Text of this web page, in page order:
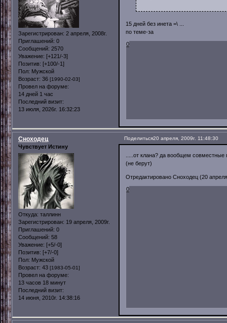
Зарегистрирован: 2 апреля, 2008г.
Приглашений: 0
Сообщений: 2570
Уважение: [+121/-3]
Позитив: [+100/-1]
Пол: Мужской
Возраст: 36 [1990-02-03]
Провел на форуме:
14 дней 1 час
Последний визит:
13 июля, 2026г. 16:32:23
15 дней без инета =\ ...
по теме-за
0
Поделиться20 апреля, 2009г. 11:48:30
Сноходец
Чувствует Истину
Откуда: таллинн
Зарегистрирован: 19 апреля, 2009г.
Приглашений: 0
Сообщений: 58
Уважение: [+5/-0]
Позитив: [+7/-0]
Пол: Мужской
Возраст: 43 [1983-05-01]
Провел на форуме:
13 часов 18 минут
Последний визит:
14 июня, 2010г. 14:38:16
.....от клана? да вообщем
(не берут)
Отредактировано Сноходец (20
0